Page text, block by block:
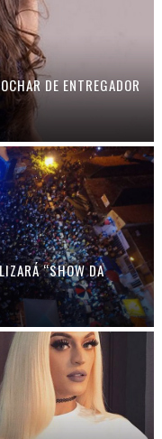
DE ENTREGADOR
“SHOW DA